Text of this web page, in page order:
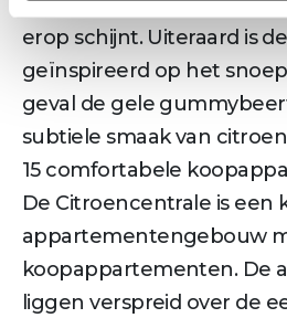
erop schijnt. Uiteraard is
geïnspireerd op het
geval de gele
subtiele smaak van
15 comfortabele
De Citroencentrale is een
appartementengebouw
koopappartementen. De
liggen verspreid over de